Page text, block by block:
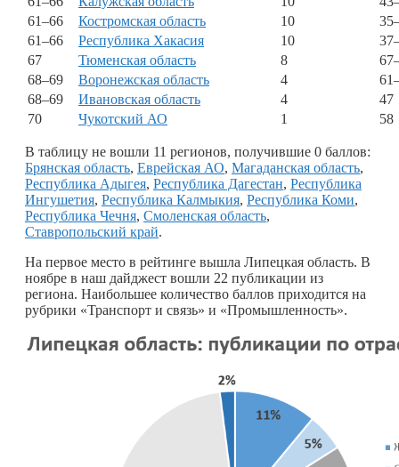
61–66
Костромская область 10
61–66
Республика Хакасия 10
67
Тюменская область 8
68–69
Воронежская область 4
68–69
Ивановская область 4
47
70
Чукотский АО 1 58
В таблицу не вошли 11 регионов, получившие 0 баллов:
Брянская область, Еврейская АО, Магаданская область,
Республика Адыгея, Республика Дагестан, Республика
Ингушетия, Республика Калмыкия, Республика Коми,
Республика Чечня, Смоленская область,
Ставропольский край.
На первое место в рейтинге вышла Липецкая область. В
ноябре в наш дайджест вошли 22 публикации из
региона. Наибольшее количество баллов приходится на
рубрики «Транспорт и связь» и «Промышленность».